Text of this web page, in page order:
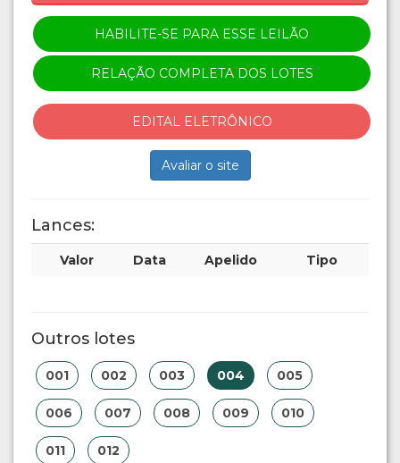
HABILITE-SE PARA ESSE LEILÃO
RELAÇÃO COMPLETA DOS LOTES
EDITAL ELETRÔNICO
Avaliar o site
Lances:
Valor Data Apelido Tipo
Outros lotes
001 002 003 004 005
006 007 008 009 010
011 012